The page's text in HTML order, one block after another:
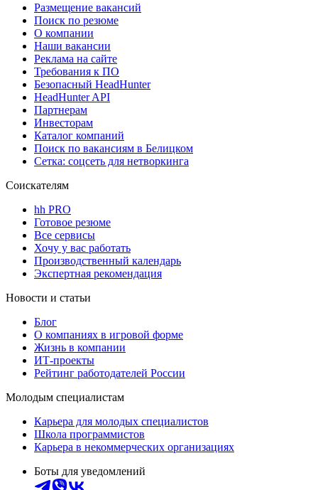
Размещение вакансий
Поиск по резюме
О компании
Наши вакансии
Реклама на сайте
Требования к ПО
Безопасный HeadHunter
HeadHunter API
Партнерам
Инвесторам
Каталог компаний
Поиск по вакансиям в Белицком
Сетка: соцсеть для нетворкинга
Соискателям
hh PRO
Готовое резюме
Все сервисы
Хочу у вас работать
Производственный календарь
Экспертная рекомендация
Новости и статьи
Блог
О компаниях в игровой форме
Жизнь в компании
ИТ-проекты
Рейтинг работодателей России
Молодым специалистам
Карьера для молодых специалистов
Школа программистов
Карьера в некоммерческих организациях
Боты для уведомлений